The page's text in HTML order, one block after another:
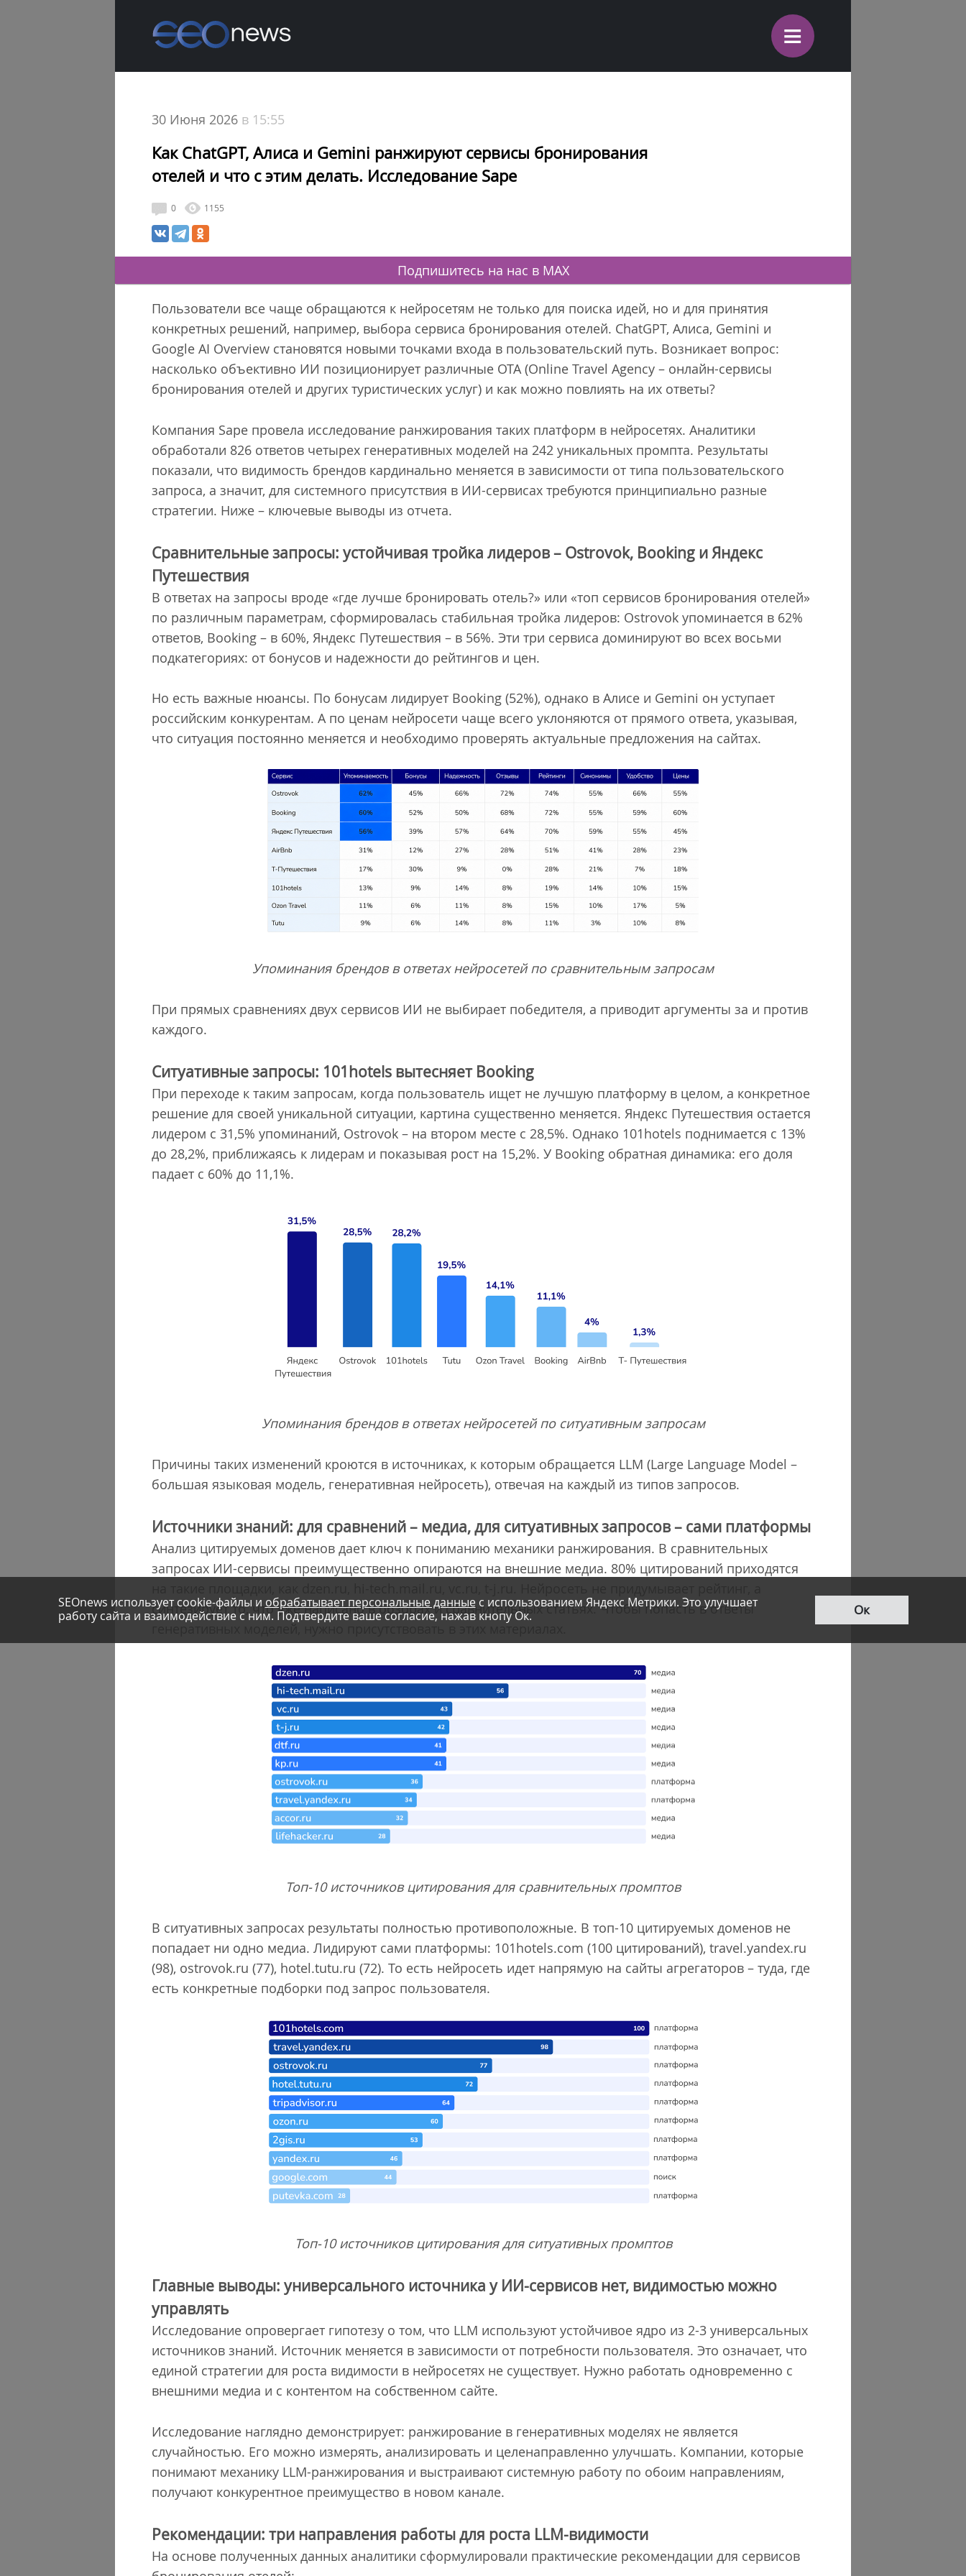
≡
30 Июня 2026 в 15:55
Как ChatGPT, Алиса и Gemini ранжируют сервисы бронирования
отелей и что с этим делать. Исследование Sape
0 1155
Подпишитесь на нас в MAX
Пользователи все чаще обращаются к нейросетям не только для поиска идей, но и для принятия
конкретных решений, например, выбора сервиса бронирования отелей. ChatGPT, Алиса, Gemini и
Google AI Overview становятся новыми точками входа в пользовательский путь. Возникает вопрос:
насколько объективно ИИ позиционирует различные OTA (Online Travel Agency – онлайн-сервисы
бронирования отелей и других туристических услуг) и как можно повлиять на их ответы?
Компания Sape провела исследование ранжирования таких платформ в нейросетях. Аналитики
обработали 826 ответов четырех генеративных моделей на 242 уникальных промпта. Результаты
показали, что видимость брендов кардинально меняется в зависимости от типа пользовательского
запроса, а значит, для системного присутствия в ИИ-сервисах требуются принципиально разные
стратегии. Ниже – ключевые выводы из отчета.
Сравнительные запросы: устойчивая тройка лидеров – Ostrovok, Booking и Яндекс
Путешествия
В ответах на запросы вроде «где лучше бронировать отель?» или «топ сервисов бронирования отелей»
по различным параметрам, сформировалась стабильная тройка лидеров: Ostrovok упоминается в 62%
ответов, Booking – в 60%, Яндекс Путешествия – в 56%. Эти три сервиса доминируют во всех восьми
подкатегориях: от бонусов и надежности до рейтингов и цен.
Но есть важные нюансы. По бонусам лидирует Booking (52%), однако в Алисе и Gemini он уступает
российским конкурентам. А по ценам нейросети чаще всего уклоняются от прямого ответа, указывая,
что ситуация постоянно меняется и необходимо проверять актуальные предложения на сайтах.
Упоминания брендов в ответах нейросетей по сравнительным запросам
При прямых сравнениях двух сервисов ИИ не выбирает победителя, а приводит аргументы за и против
каждого.
Ситуативные запросы: 101hotels вытесняет Booking
При переходе к таким запросам, когда пользователь ищет не лучшую платформу в целом, а конкретное
решение для своей уникальной ситуации, картина существенно меняется. Яндекс Путешествия остается
лидером с 31,5% упоминаний, Ostrovok – на втором месте с 28,5%. Однако 101hotels поднимается с 13%
до 28,2%, приближаясь к лидерам и показывая рост на 15,2%. У Booking обратная динамика: его доля
падает с 60% до 11,1%.
Упоминания брендов в ответах нейросетей по ситуативным запросам
Причины таких изменений кроются в источниках, к которым обращается LLM (Large Language Model –
большая языковая модель, генеративная нейросеть), отвечая на каждый из типов запросов.
Источники знаний: для сравнений – медиа, для ситуативных запросов – сами платформы
Анализ цитируемых доменов дает ключ к пониманию механики ранжирования. В сравнительных
запросах ИИ-сервисы преимущественно опираются на внешние медиа. 80% цитирований приходятся
синтезирует то, что уже написано в обзорах и сравнительных статьях. Чтобы попасть в ответы
генеративных моделей, нужно присутствовать в этих материалах.
Топ-10 источников цитирования для сравнительных промптов
В ситуативных запросах результаты полностью противоположные. В топ-10 цитируемых доменов не
попадает ни одно медиа. Лидируют сами платформы: 101hotels.com (100 цитирований), travel.yandex.ru
(98), ostrovok.ru (77), hotel.tutu.ru (72). То есть нейросеть идет напрямую на сайты агрегаторов – туда, где
есть конкретные подборки под запрос пользователя.
Топ-10 источников цитирования для ситуативных промптов
Главные выводы: универсального источника у ИИ-сервисов нет, видимостью можно
управлять
Исследование опровергает гипотезу о том, что LLM используют устойчивое ядро из 2-3 универсальных
источников знаний. Источник меняется в зависимости от потребности пользователя. Это означает, что
единой стратегии для роста видимости в нейросетях не существует. Нужно работать одновременно с
внешними медиа и с контентом на собственном сайте.
Исследование наглядно демонстрирует: ранжирование в генеративных моделях не является
случайностью. Его можно измерять, анализировать и целенаправленно улучшать. Компании, которые
понимают механику LLM-ранжирования и выстраивают системную работу по обоим направлениям,
получают конкурентное преимущество в новом канале.
Рекомендации: три направления работы для роста LLM-видимости
На основе полученных данных аналитики сформулировали практические рекомендации для сервисов
SEOnews использует cookie-файлы и обрабатывает персональные данныес использованием Яндекс Метрики. Это улучшает
работу сайта и взаимодействие с ним. Подтвердите ваше согласие, нажав кнопу Ок.
Ок